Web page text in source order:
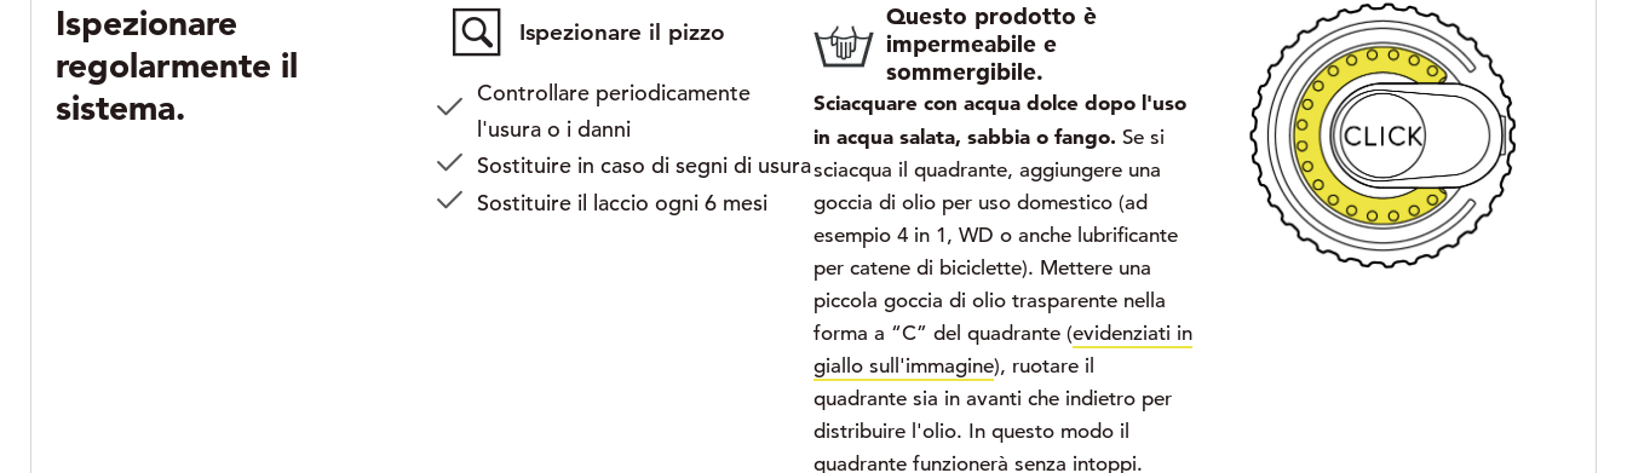
Ispezionare
regolarmente il
sistema.
Ispezionare il pizzo
Controllare periodicamente
l'usura o i danni
Sostituire in caso di segni di usura
Sostituire il laccio ogni 6 mesi
Questo prodotto è
impermeabile e
sommergibile.
Sciacquare con acqua dolce dopo l'uso
in acqua salata, sabbia o fango. Se si
sciacqua il quadrante, aggiungere una
goccia di olio per uso domestico (ad
esempio 4 in 1, WD o anche lubrificante
per catene di biciclette). Mettere una
piccola goccia di olio trasparente nella
forma a “C” del quadrante (evidenziati in
giallo sull'immagine), ruotare il
quadrante sia in avanti che indietro per
distribuire l'olio. In questo modo il
quadrante funzionerà senza intoppi.